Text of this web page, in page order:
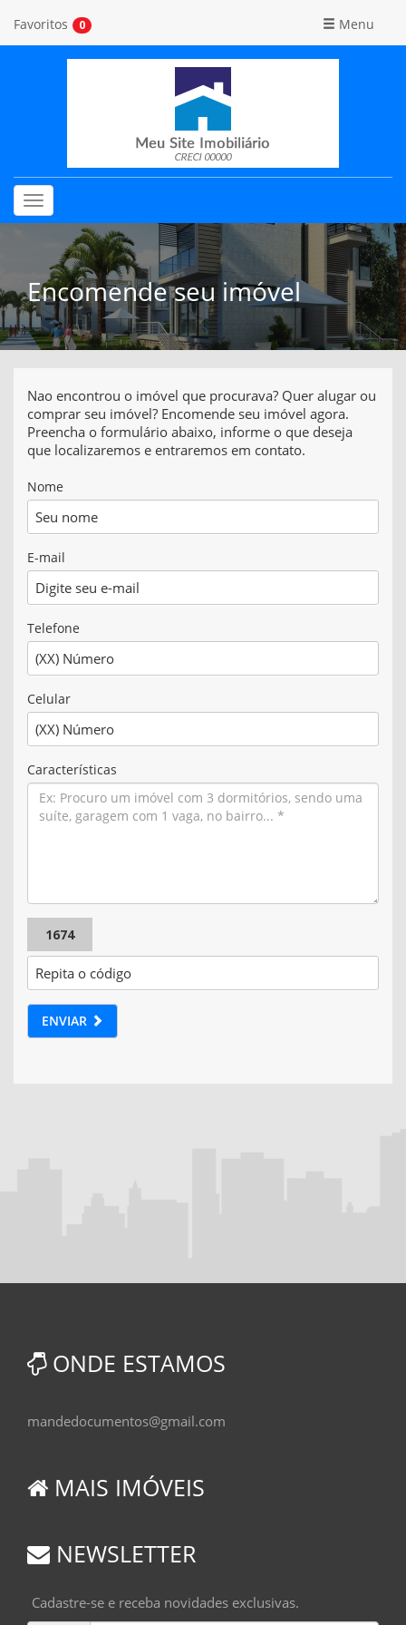
Favoritos 0 Menu
Toggle
navigation
Encomende seu imóvel
Nao encontrou o imóvel que procurava? Quer alugar ou
comprar seu imóvel? Encomende seu imóvel agora.
Preencha o formulário abaixo, informe o que deseja
que localizaremos e entraremos em contato.
Nome
E-mail
Telefone
Celular
Características
1674
ENVIAR
ONDE ESTAMOS
mandedocumentos@gmail.com
MAIS IMÓVEIS
NEWSLETTER
Cadastre-se e receba novidades exclusivas.